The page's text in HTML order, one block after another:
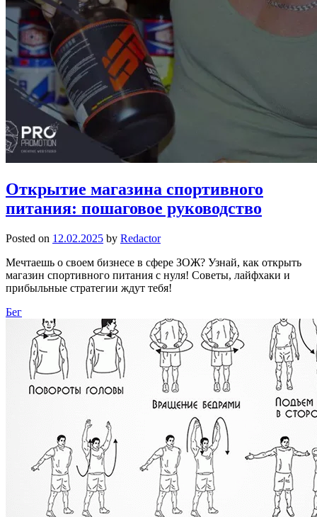
Открытие магазина спортивного
питания: пошаговое руководство
Posted on 12.02.2025 by Redactor
Мечтаешь о своем бизнесе в сфере ЗОЖ? Узнай, как открыть
магазин спортивного питания с нуля! Советы, лайфхаки и
прибыльные стратегии ждут тебя!
Бег